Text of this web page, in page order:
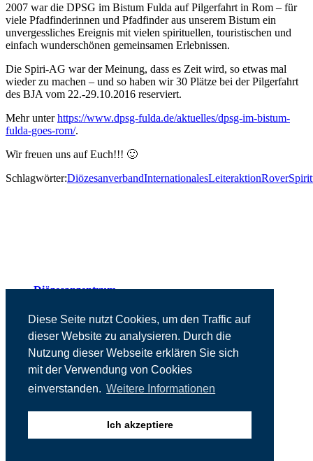
Diese Seite nutzt Cookies, um den Traffic auf
dieser Website zu analysieren. Durch die
Nutzung dieser Webseite erklären Sie sich
mit der Verwendung von Cookies
einverstanden. Weitere Informationen
Ich akzeptiere
2007 war die DPSG im Bistum Fulda auf Pilgerfahrt in Rom – für
viele Pfadfinderinnen und Pfadfinder aus unserem Bistum ein
unvergessliches Ereignis mit vielen spirituellen, touristischen und
einfach wunderschönen gemeinsamen Erlebnissen.
Die Spiri-AG war der Meinung, dass es Zeit wird, so etwas mal
wieder zu machen – und so haben wir 30 Plätze bei der Pilgerfahrt
des BJA vom 22.-29.10.2016 reserviert.
Mehr unterhttps://www.dpsg-fulda.de/aktuelles/dpsg-im-bistum-
fulda-goes-rom/.
Wir freuen uns auf Euch!!! 🙂
Schlagwörter:DiözesanverbandInternationalesLeiteraktionRover
Diözesanzentrum
Kontakt
Datenschutz